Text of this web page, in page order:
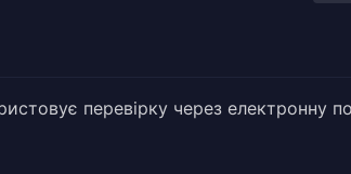
перевірку через електронну